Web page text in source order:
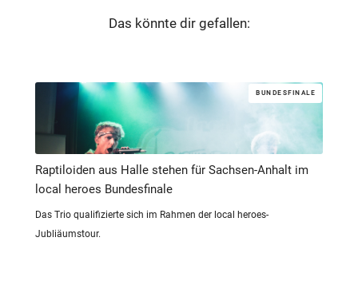
Das könnte dir gefallen:
BUNDESFINALE
Raptiloiden aus Halle stehen für Sachsen-Anhalt im
local heroes Bundesfinale
Das Trio qualifizierte sich im Rahmen der local heroes-
Jubliäumstour.